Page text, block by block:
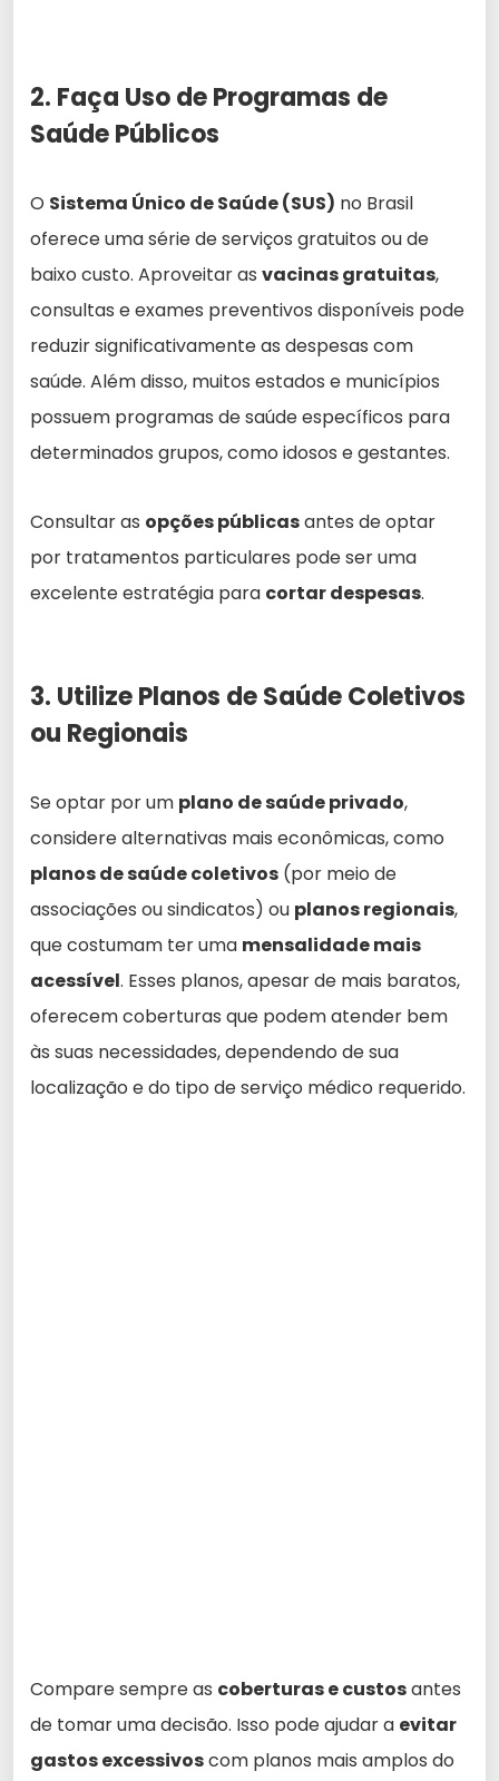
2. Faça Uso de Programas de
Saúde Públicos
O Sistema Único de Saúde (SUS) no Brasil
oferece uma série de serviços gratuitos ou de
baixo custo. Aproveitar as vacinas gratuitas,
consultas e exames preventivos disponíveis pode
reduzir significativamente as despesas com
saúde. Além disso, muitos estados e municípios
possuem programas de saúde específicos para
determinados grupos, como idosos e gestantes.
Consultar as opções públicasantes de optar
por tratamentos particulares pode ser uma
excelente estratégia para cortar despesas.
3. Utilize Planos de Saúde Coletivos
ou Regionais
Se optar por um plano de saúde privado,
considere alternativas mais econômicas, como
planos de saúde coletivos (por meio de
associações ou sindicatos) ou planos regionais,
que costumam ter uma mensalidade mais
acessível. Esses planos, apesar de mais baratos,
oferecem coberturas que podem atender bem
às suas necessidades, dependendo de sua
localização e do tipo de serviço médico requerido.
Compare sempre as coberturas e custosantes
de tomar uma decisão. Isso pode ajudar a evitar
gastos excessivoscom planos mais amplos do